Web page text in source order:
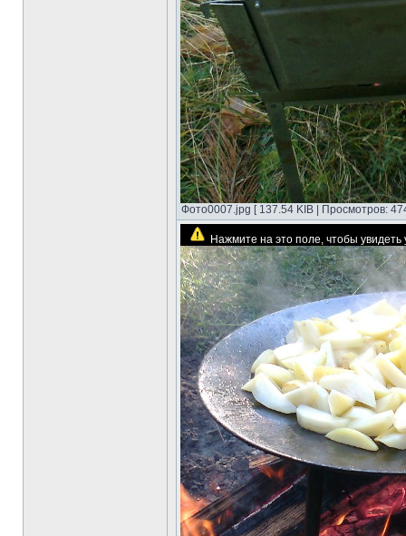
Фото0007.jpg [ 137.54 KIB | Просмотров:
Нажмите на это поле, чтобы